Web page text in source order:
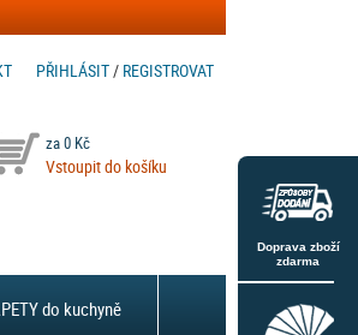
PŘIHLÁSIT/ REGISTROVAT
za 0 Kč
Vstoupit do košíku
do kuchyně
Doprava zboží
zdarma